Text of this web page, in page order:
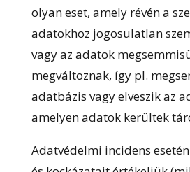
olyan eset, amely révén a
adatokhoz jogosulatlan
vagy az adatok
megváltoznak, így pl.
adatbázis vagy elveszik az
amelyen adatok kerültek
Adatvédelmi incidens